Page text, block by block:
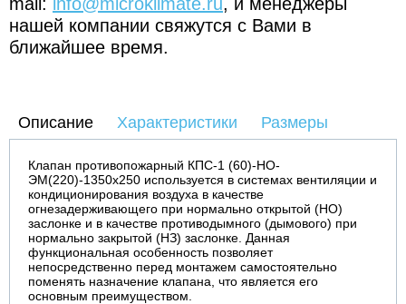
нашей компании свяжутся с Вами в
ближайшее время.
Описание Характеристики Размеры
Клапан противопожарный КПС-1 (60)-НО-
ЭМ(220)-1350х250 используется в системах вентиляции и
кондиционирования воздуха в качестве
огнезадерживающего при нормально открытой (НО)
заслонке и в качестве противодымного (дымового) при
нормально закрытой (НЗ) заслонке. Данная
функциональная особенность позволяет
непосредственно перед монтажем самостоятельно
поменять назначение клапана, что является его
основным преимуществом.